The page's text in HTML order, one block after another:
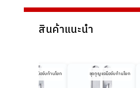
สินค้าแนะนำ
ชุดกุญแจมือจับก้านโยก ชุดกุญแจมือจับก้านโยก